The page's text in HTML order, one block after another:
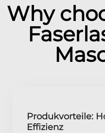
Why
Produkvorteile:
Effizienz